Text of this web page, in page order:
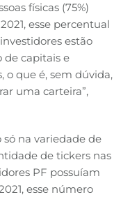
físicas (75%)
esse percentual
estão
capitais e
o que é, sem dúvida,
uma carteira”,
na variedade de
de tickers nas
PF possuíam
esse número